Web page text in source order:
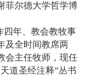
菲尔德大学哲学博
年、教会教牧事
及全时间教席两
会主任牧师，现任
道圣经注释”丛书